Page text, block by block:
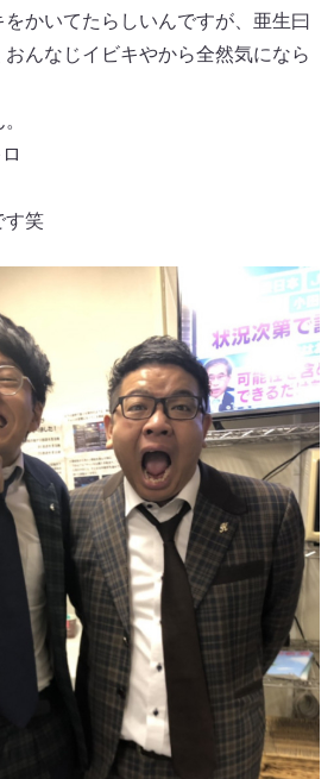
かいてたらしいんですが、亜生曰
おんなじイビキやから全然気になら
す笑